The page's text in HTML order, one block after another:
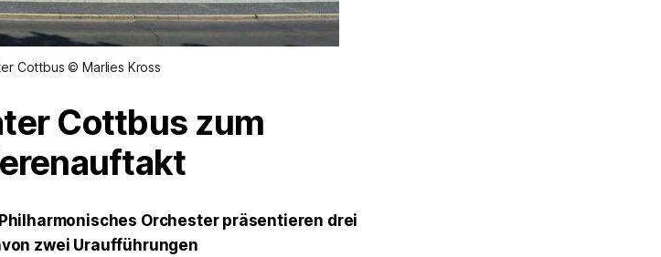
Cottbus © Marlies Kross
Cottbus zum
Orchester präsentieren drei
zwei Uraufführungen